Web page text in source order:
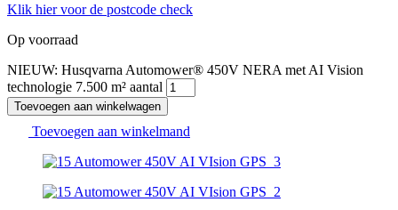
Klik hier voor de postcode check
Op voorraad
NIEUW: Husqvarna Automower® 450V NERA met AI Vision
technologie 7.500 m² aantal
Toevoegen aan winkelwagen
Toevoegen aan winkelmand